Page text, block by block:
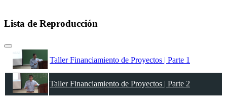
Lista de Reproducción
Taller Financiamiento de Proyectos | Parte 1
Taller Financiamiento de Proyectos | Parte 2